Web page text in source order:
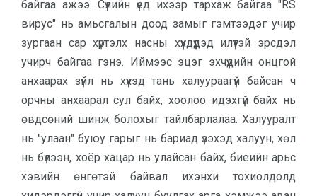
байгаа ажээ. Сүүлийн үед ихээр тархаж байгаа "RS
вирус" нь амьсгалын доод замыг гэмтээдэг учир
зургаан сар хүртэлх насны хүүхдүүдэд илүүтэй эрсдэл
учирч байгаа гэнэ. Иймээс эцэг эхчүүдийн онцгой
анхаарах зүйл нь хүүхэд тань халуураагүй байсан ч
орчны анхаарал сул байх, хоолоо идэхгүй байх нь
өвдсөний шинж болохыг тайлбарлалаа. Халууралт
нь "улаан" буюу гарыг нь бариад үзэхэд халуун, хөл
нь бүлээн, хоёр хацар нь улайсан байх, биеийн арьс
хэвийн өнгөтэй байвал ихэнхи тохиолдолд